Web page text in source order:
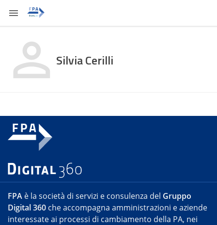
Silvia Cerilli
FPA è la società di servizi e consulenza del Gruppo
Digital 360 che accompagna amministrazioni e aziende
interessate ai processi di cambiamento della PA, nei